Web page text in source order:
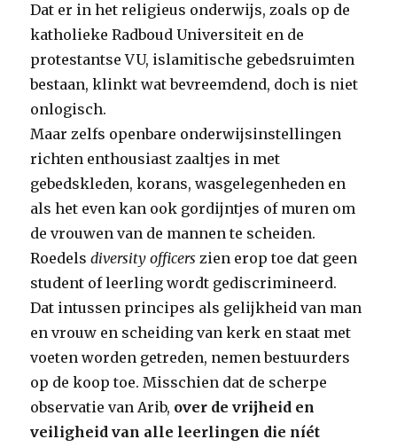
Dat er in het religieus onderwijs, zoals op de
katholieke Radboud Universiteit en de
protestantse VU, islamitische gebedsruimten
bestaan, klinkt wat bevreemdend, doch is niet
onlogisch.
Maar zelfs openbare onderwijsinstellingen
richten enthousiast zaaltjes in met
gebedskleden, korans, wasgelegenheden en
als het even kan ook gordijntjes of muren om
de vrouwen van de mannen te scheiden.
Roedelsdiversity officers zien erop toe dat geen
student of leerling wordt gediscrimineerd.
Dat intussen principes als gelijkheid van man
en vrouw en scheiding van kerk en staat met
voeten worden getreden, nemen bestuurders
op de koop toe. Misschien dat de scherpe
observatie van Arib, over de vrijheid en
veiligheid van alle leerlingen die níét